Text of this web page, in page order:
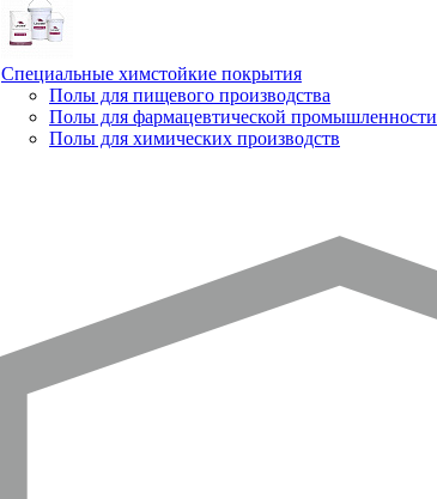
Специальные химстойкие покрытия
Полы для пищевого производства
Полы для фармацевтической промышленности
Полы для химических производств